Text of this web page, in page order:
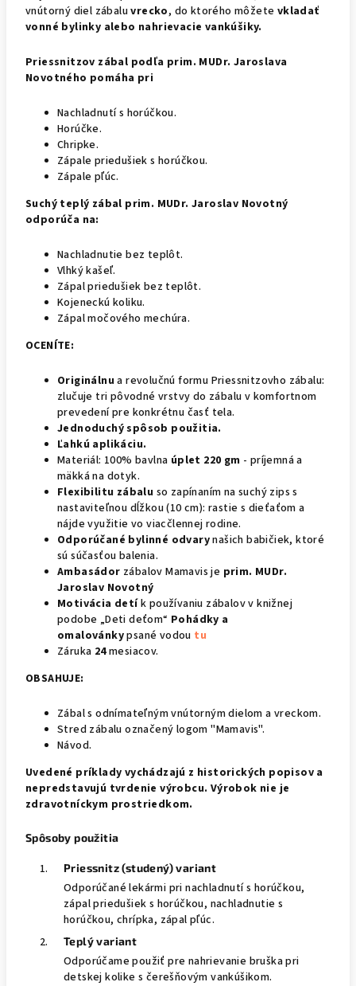
vnútorný diel zábaluvrecko, do ktorého môžete vkladať
vonné bylinky alebo nahrievacie vankúšiky.
Priessnitzov zábal podľa prim. MUDr. Jaroslava
Novotného pomáha pri
Nachladnutí s horúčkou.
Horúčke.
Chripke.
Zápale priedušiek s horúčkou.
Zápale pľúc.
Suchý teplý zábal prim. MUDr. Jaroslav Novotný
odporúča na:
Nachladnutie bez teplôt.
Vlhký kašeľ.
Zápal priedušiek bez teplôt.
Kojeneckú koliku.
Zápal močového mechúra.
OCENÍTE:
Originálnua revolučnú formu Priessnitzovho zábalu:
zlučuje tri pôvodné vrstvy do zábalu v komfortnom
prevedení pre konkrétnu časť tela.
Jednoduchý spôsob použitia.
Ľahkú aplikáciu.
Materiál: 100% bavlna úplet 220 gm - príjemná a
mäkká na dotyk.
Flexibilitu zábalu so zapínaním na suchý zips s
nastaviteľnou dĺžkou (10 cm): rastie s dieťaťom a
nájde využitie vo viacčlennej rodine.
Odporúčané bylinné odvarynašich babičiek, ktoré
sú súčasťou balenia.
Ambasádor zábalov Mamavis je prim. MUDr.
Jaroslav Novotný
Motivácia detík používaniu zábalov v knižnej
podobe „Deti deťom“ Pohádky a
omalovánkypsané vodou tu
Záruka 24mesiacov.
OBSAHUJE:
Zábal s odnímateľným vnútorným dielom a vreckom.
Stred zábalu označený logom "Mamavis".
Návod.
Uvedené príklady vychádzajú z historických popisov a
nepredstavujú tvrdenie výrobcu. Výrobok nie je
zdravotníckym prostriedkom.
Spôsoby použitia
Priessnitz (studený) variant
Odporúčané lekármi pri nachladnutí s horúčkou,
zápal priedušiek s horúčkou, nachladnutie s
horúčkou, chrípka, zápal pľúc.
Teplý variant
Odporúčame použiť pre nahrievanie bruška pri
detskej kolike s čerešňovým vankúšikom.